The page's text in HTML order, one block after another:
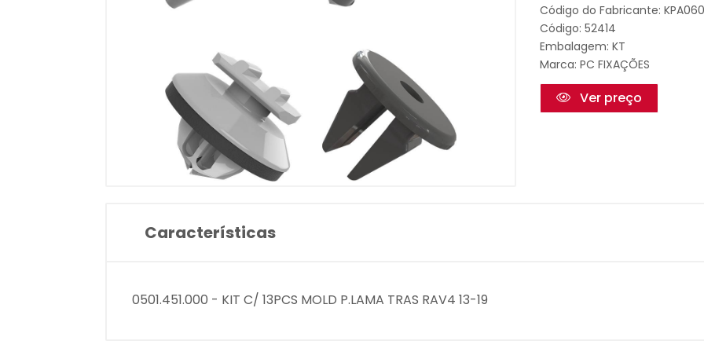
Código do Fabricante:
Código: 52414
Embalagem: KT
Marca: PC FIXAÇÕES
Ver preço
Características
0501.451.000 - KIT C/ 13PCS MOLD P.LAMA TRAS RAV4 13-19